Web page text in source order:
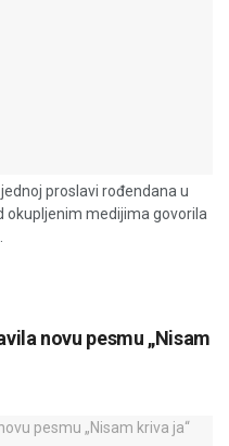
proslavi rođendana u
okupljenim medijima govorila
novu pesmu „Nisam